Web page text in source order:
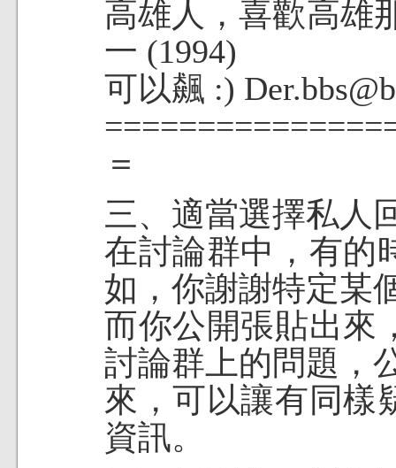
高雄人，喜歡高雄
一 (1994)
可以飆 :)
＝
三、適當選擇私人
在討論群中，有的
如，你謝謝特定某
而你公開張貼出來
討論群上的問題，
來，可以讓有同樣
資訊。